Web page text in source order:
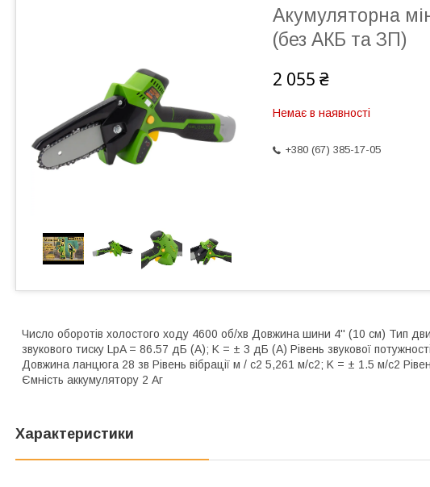
Акумуляторна
(без АКБ та ЗП)
2 055 ₴
Немає в наявності
+380 (67) 385-17-05
Число оборотів холостого ходу 4600 об/хв Довжина шини 4'' (10 см) Тип
звукового тиску LpA = 86.57 дБ (А); K = ± 3 дБ (А) Рівень звукової
Довжина ланцюга 28 зв Рівень вібрації м / с2 5,261 м/с2; K = ± 1.5 м/с2
Ємність аккумулятору 2 Аг
Характеристики